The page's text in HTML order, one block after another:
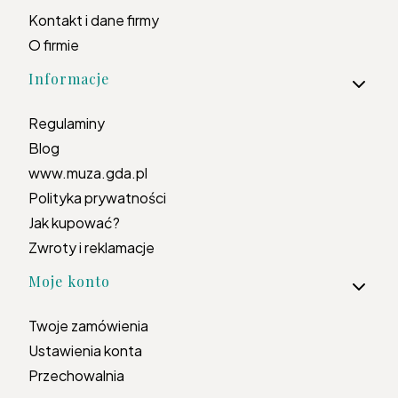
Kontakt i dane firmy
O firmie
Informacje
Regulaminy
Blog
www.muza.gda.pl
Polityka prywatności
Jak kupować?
Zwroty i reklamacje
Moje konto
Twoje zamówienia
Ustawienia konta
Przechowalnia